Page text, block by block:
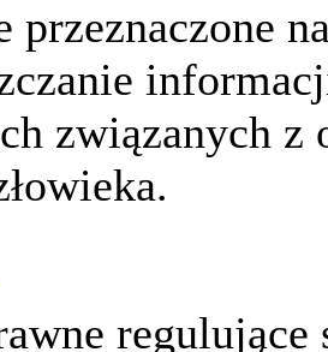
przeznaczone
związanych z
regulujące